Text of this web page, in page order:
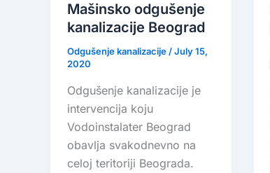
Mašinsko odgušenje
kanalizacije Beograd
Odgušenje kanalizacije /July 15,
2020
Odgušenje kanalizacije je
intervencija koju
Vodoinstalater Beograd
obavlja svakodnevno na
celoj teritoriji Beograda.